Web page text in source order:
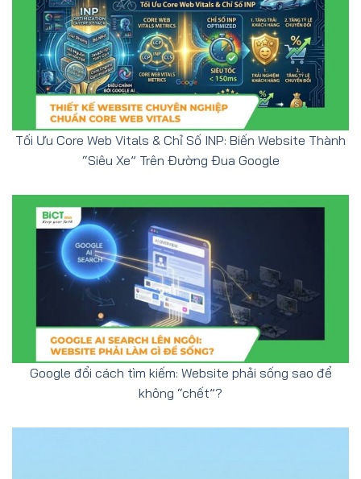
Tối Ưu Core Web Vitals & Chỉ Số INP: Biến Website Thành
“Siêu Xe” Trên Đường Đua Google
Google đổi cách tìm kiếm: Website phải sống sao để
không “chết”?